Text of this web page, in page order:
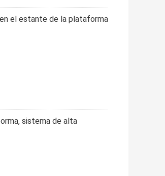
el estante de la plataforma
sistema de alta